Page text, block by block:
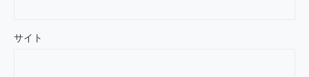
サイト